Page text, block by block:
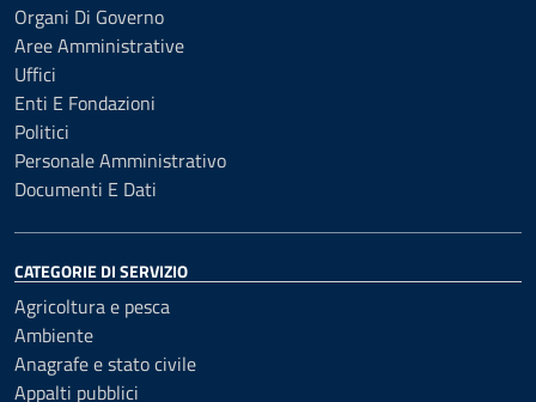
Organi Di Governo
Aree Amministrative
Uffici
Enti E Fondazioni
Politici
Personale Amministrativo
Documenti E Dati
CATEGORIE DI SERVIZIO
Agricoltura e pesca
Ambiente
Anagrafe e stato civile
Appalti pubblici